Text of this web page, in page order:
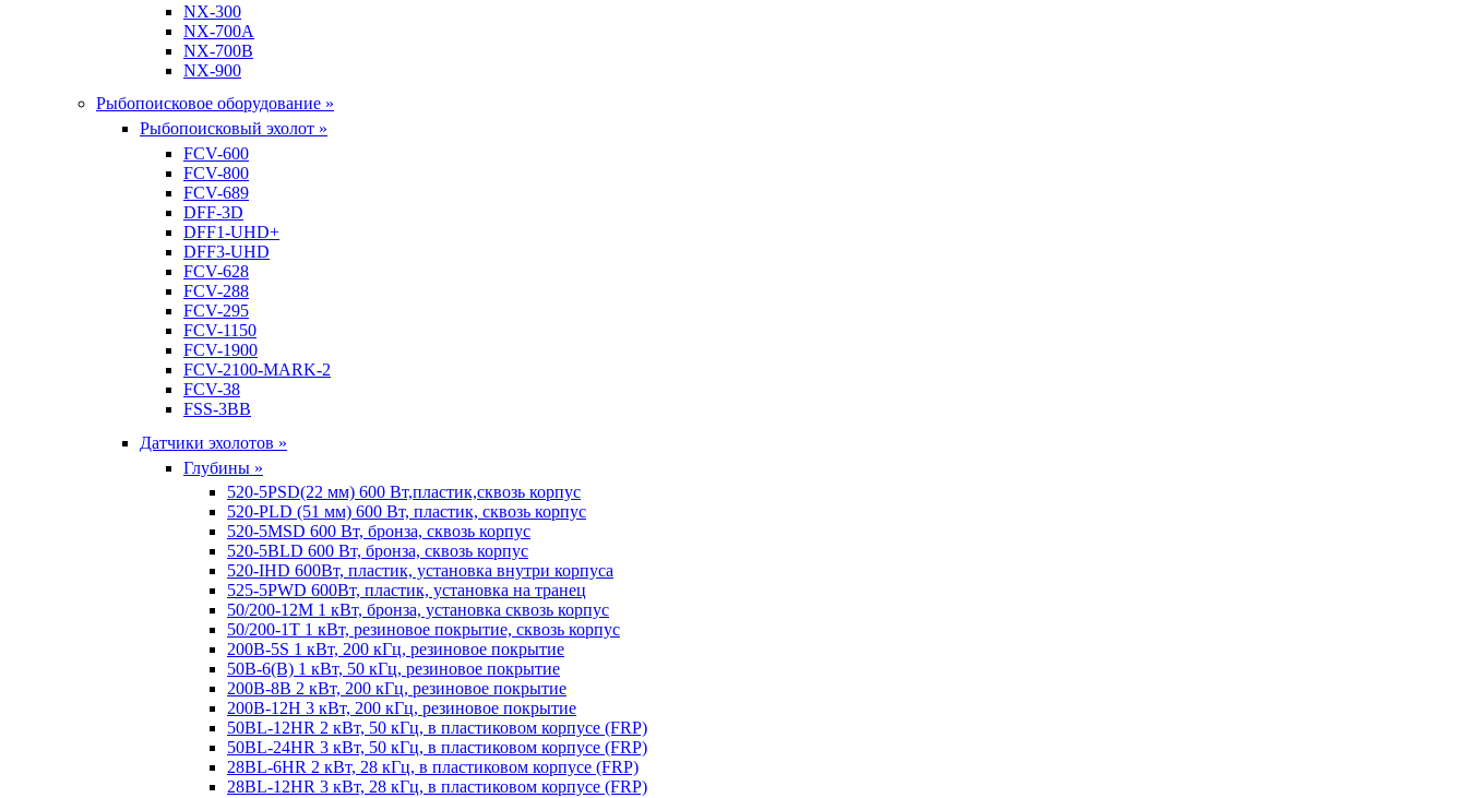
NX-300
NX-700A
NX-700B
NX-900
Рыбопоисковое оборудование »
Рыбопоисковый эхолот »
FCV-600
FCV-800
FCV-689
DFF-3D
DFF1-UHD+
DFF3-UHD
FCV-628
FCV-288
FCV-295
FCV-1150
FCV-1900
FCV-2100-MARK-2
FCV-38
FSS-3BB
Датчики эхолотов »
Глубины »
520-5PSD(22 мм) 600 Вт,пластик,сквозь корпус
520-PLD (51 мм) 600 Вт, пластик, сквозь корпус
520-5MSD 600 Вт, бронза, сквозь корпус
520-5BLD 600 Вт, бронза, сквозь корпус
520-IHD 600Вт, пластик, установка внутри корпуса
525-5PWD 600Вт, пластик, установка на транец
50/200-12M 1 кВт, бронза, установка сквозь корпус
50/200-1T 1 кВт, резиновое покрытие, сквозь корпус
200B-5S 1 кВт, 200 кГц, резиновое покрытие
50B-6(B) 1 кВт, 50 кГц, резиновое покрытие
200B-8B 2 кВт, 200 кГц, резиновое покрытие
200B-12H 3 кВт, 200 кГц, резиновое покрытие
50BL-12HR 2 кВт, 50 кГц, в пластиковом корпусе (FRP)
50BL-24HR 3 кВт, 50 кГц, в пластиковом корпусе (FRP)
28BL-6HR 2 кВт, 28 кГц, в пластиковом корпусе (FRP)
28BL-12HR 3 кВт, 28 кГц, в пластиковом корпусе (FRP)